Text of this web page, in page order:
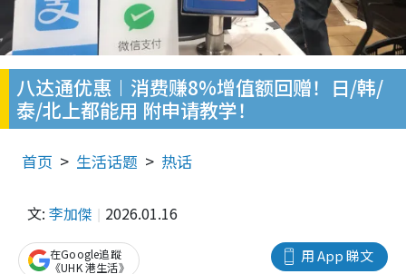
八达通优惠︱消费赚8%增值额回赠！日/韩/
泰/北上都能用 附申请教学！
首页 生活话题 热话
文: 李加傑 2026.01.16
用 App 睇文
在Google追蹤
《UHK 港生活》